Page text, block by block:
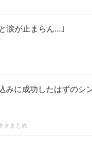
涙が止まらん…｣
みに成功したはずのシ
タまとめ